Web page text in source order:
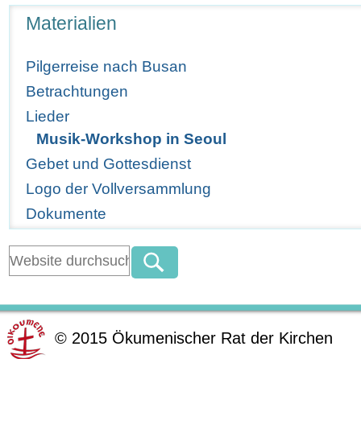
Materialien
Pilgerreise nach Busan
Betrachtungen
Lieder
Musik-Workshop in Seoul
Gebet und Gottesdienst
Logo der Vollversammlung
Dokumente
© 2015 Ökumenischer Rat der Kirchen